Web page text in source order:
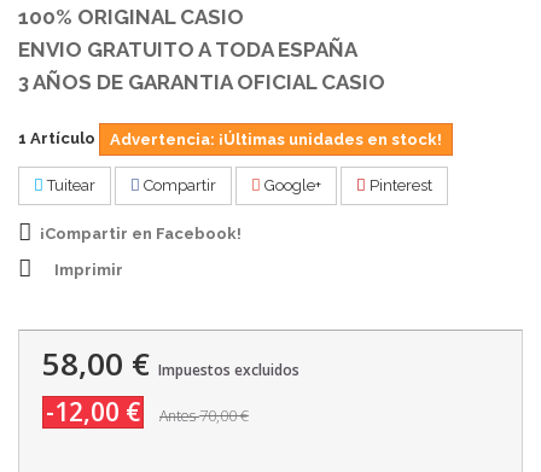
100% ORIGINAL CASIO
ENVIO GRATUITO A TODA ESPAÑA
3 AÑOS DE GARANTIA OFICIAL CASIO
1 Artículo Advertencia: ¡Últimas unidades en stock!
Tuitear Compartir Google+ Pinterest
¡Compartir en Facebook!
Imprimir
58,00 € Impuestos excluidos
-12,00 € Antes70,00 €